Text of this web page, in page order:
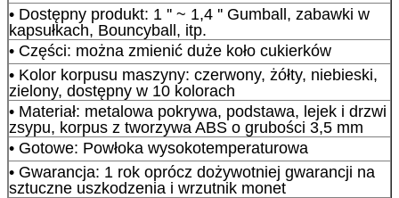
• Dostępny produkt: 1 '' ~ 1,4 '' Gumball, zabawki w
kapsułkach, Bouncyball, itp.
• Części: można zmienić duże koło cukierków
• Kolor korpusu maszyny: czerwony, żółty, niebieski,
zielony, dostępny w 10 kolorach
• Materiał: metalowa pokrywa, podstawa, lejek i drzwi
zsypu, korpus z tworzywa ABS o grubości 3,5 mm
• Gotowe: Powłoka wysokotemperaturowa
• Gwarancja: 1 rok oprócz dożywotniej gwarancji na
sztuczne uszkodzenia i wrzutnik monet